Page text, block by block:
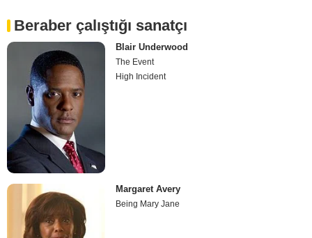
Beraber çalıştığı sanatçı
Blair Underwood
The Event
High Incident
Margaret Avery
Being Mary Jane